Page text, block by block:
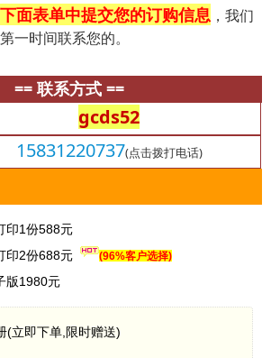
下面表单中提交您的订购信息，我们
一时间联系您的。
== 联系方式 ==
gcds52
15831220737(点击拨打电话)